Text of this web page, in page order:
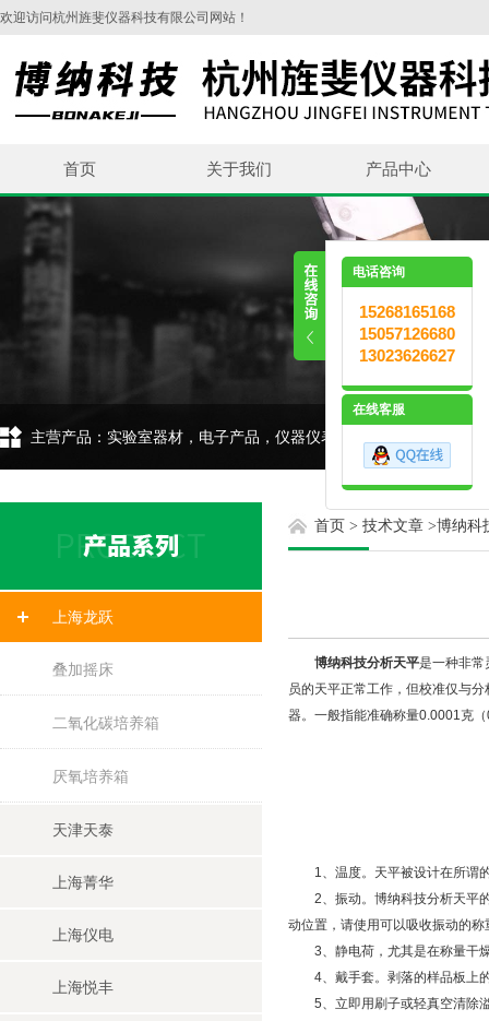
欢迎访问杭州旌斐仪器科技有限公司网站！
首页 关于我们 产品中心
主营产品：实验室器材，电子产品，仪器仪表，环保设备，五金交
上海龙跃
叠加摇床
二氧化碳培养箱
厌氧培养箱
天津天泰
上海菁华
上海仪电
上海悦丰
首页 > 技术文章 >博纳科
博纳科技分析天平是一种非常
员的天平正常工作，但校准仅与
器。一般指能准确称量0.0001克
1、温度。天平被设计在所谓的
2、振动。博纳科技分析天平的
动位置，请使用可以吸收振动的称
3、静电荷，尤其是在称量干燥
4、戴手套。剥落的样品板上
5、立即用刷子或轻真空清除溢
电话咨询
15268165168
15057126680
13023626627
在线客服